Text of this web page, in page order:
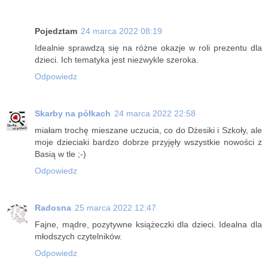
Pojedztam 24 marca 2022 08:19
Idealnie sprawdzą się na różne okazje w roli prezentu dla
dzieci. Ich tematyka jest niezwykle szeroka.
Odpowiedz
Skarby na półkach 24 marca 2022 22:58
miałam trochę mieszane uczucia, co do Dżesiki i Szkoły, ale
moje dzieciaki bardzo dobrze przyjęły wszystkie nowości z
Basią w tle ;-)
Odpowiedz
Radosna 25 marca 2022 12:47
Fajne, mądre, pozytywne książeczki dla dzieci. Idealna dla
młodszych czytelników.
Odpowiedz